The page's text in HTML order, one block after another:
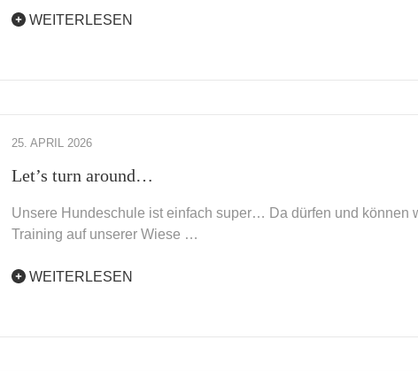
WEITERLESEN
25. APRIL 2026
Let’s turn around…
Unsere Hundeschule ist einfach super… Da dürfen und können
Training auf unserer Wiese …
WEITERLESEN